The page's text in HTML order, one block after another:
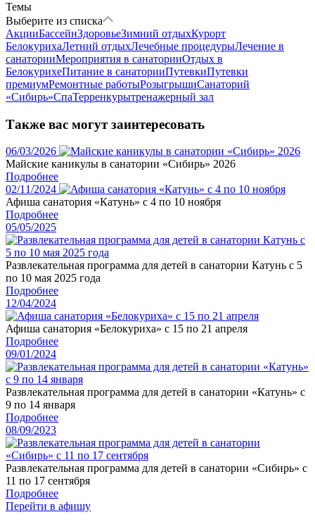
Темы
Выберите из списка
АкцииБассейнЗдоровьеЗимний отдыхКурорт
БелокурихаЛетний отдыхЛечебные процедурыЛечение в
санаторииМероприятия в санаторииОтдых в
БелокурихеПитание в санаторииПутевкиПутевки
премиумРемонтные работыРозыгрышиСанаторий
«Сибирь»СпаТерренкурытренажерный зал
Также вас могут заинтересовать
06/03/2026
Майские каникулы в санатории «Сибирь» 2026
Подробнее
02/11/2024
Афиша санатория «Катунь» с 4 по 10 ноября
Подробнее
05/05/2025
Развлекательная программа для детей в санатории Катунь с 5
по 10 мая 2025 года
Подробнее
12/04/2024
Афиша санатория «Белокуриха» с 15 по 21 апреля
Подробнее
09/01/2024
Развлекательная программа для детей в санатории «Катунь» с
9 по 14 января
Подробнее
08/09/2023
Развлекательная программа для детей в санатории «Сибирь» с
11 по 17 сентября
Подробнее
Перейти в афишу